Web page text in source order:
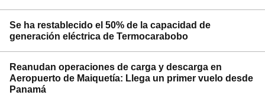
Se ha restablecido el 50% de la capacidad de
generación eléctrica de Termocarabobo
Reanudan operaciones de carga y descarga en
Aeropuerto de Maiquetía: Llega un primer vuelo desde
Panamá